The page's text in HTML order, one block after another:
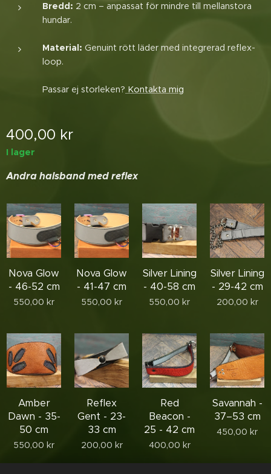
Bredd: 2 cm – anpassat för mindre till mellanstora
hundar.
Material: Genuint rött läder med integrerad reflex-
loop.
Passar ej storleken? Kontakta mig
400,00 kr
I lager
Andra halsband med reflex
Nova Glow
- 46-52 cm
550,00 kr
Nova Glow
- 41-47 cm
550,00 kr
Silver Lining
- 40-58 cm
550,00 kr
Silver Lining
- 29-42 cm
200,00 kr
Amber
Dawn - 35-
50 cm
550,00 kr
Reflex
Gent - 23-
33 cm
200,00 kr
Red
Beacon -
25 - 42 cm
400,00 kr
Savannah -
37–53 cm
450,00 kr